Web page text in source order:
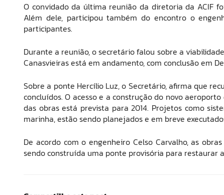
O convidado da última reunião da diretoria da ACIF
Além dele, participou também do encontro o
participantes.
Durante a reunião, o secretário falou sobre a
Canasvieiras está em andamento, com conclusão em
Sobre a ponte Hercílio Luz, o Secretário, afirma que
concluídos. O acesso e a construção do novo
das obras está prevista para 2014. Projetos como
marinha, estão sendo planejados e em breve
De acordo com o engenheiro Celso Carvalho, as
sendo construída uma ponte provisória para restaurar